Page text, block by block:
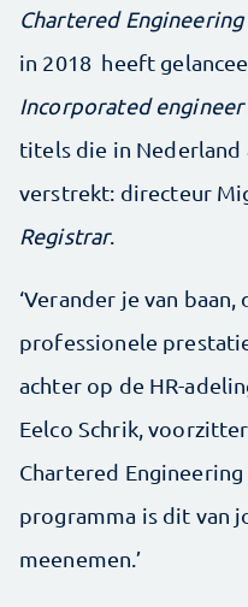
Chartered Engineering
in 2018 heeft
Incorporated engineer
titels die in Nederland
verstrekt: directeur
Registrar.
‘Verander je van
professionele
achter op de HR-
Eelco Schrik,
Chartered Engineering
programma is dit van
meenemen.’